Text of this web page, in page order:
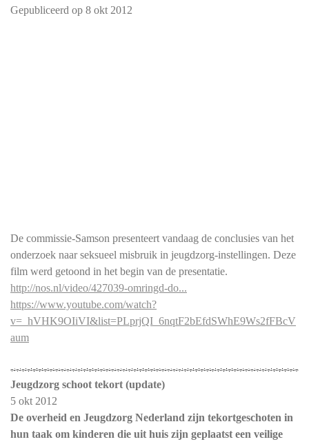
Gepubliceerd op 8 okt 2012
De commissie-Samson presenteert vandaag de conclusies van het
onderzoek naar seksueel misbruik in jeugdzorg-instellingen. Deze
film werd getoond in het begin van de presentatie.
http://nos.nl/video/427039-omringd-do...
https://www.youtube.com/watch?
v=_hVHK9OIiVI&list=PLprjQI_6nqtF2bEfdSWhE9Ws2fFBcV
aum
Jeugdzorg schoot tekort (update)
5 okt 2012
De overheid en Jeugdzorg Nederland zijn tekortgeschoten in
hun taak om kinderen die uit huis zijn geplaatst een veilige